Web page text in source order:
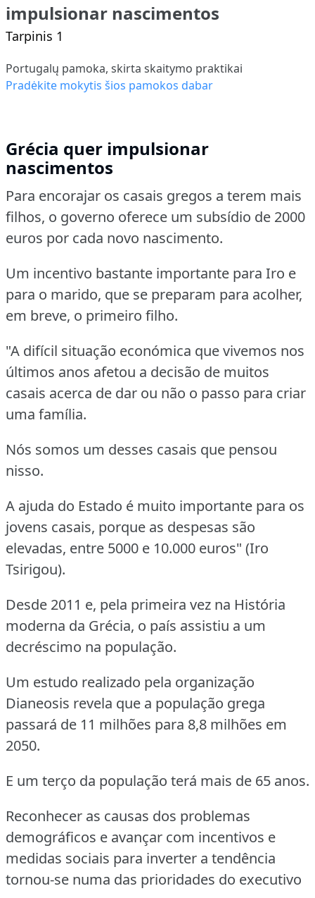
impulsionar nascimentos
Tarpinis 1
Portugalų pamoka, skirta skaitymo praktikai
Pradėkite mokytis šios pamokos dabar
Grécia quer impulsionar
nascimentos
Para encorajar os casais gregos a terem mais
filhos, o governo oferece um subsídio de 2000
euros por cada novo nascimento.
Um incentivo bastante importante para Iro e
para o marido, que se preparam para acolher,
em breve, o primeiro filho.
"A difícil situação económica que vivemos nos
últimos anos afetou a decisão de muitos
casais acerca de dar ou não o passo para criar
uma família.
Nós somos um desses casais que pensou
nisso.
A ajuda do Estado é muito importante para os
jovens casais, porque as despesas são
elevadas, entre 5000 e 10.000 euros" (Iro
Tsirigou).
Desde 2011 e, pela primeira vez na História
moderna da Grécia, o país assistiu a um
decréscimo na população.
Um estudo realizado pela organização
Dianeosis revela que a população grega
passará de 11 milhões para 8,8 milhões em
2050.
E um terço da população terá mais de 65 anos.
Reconhecer as causas dos problemas
demográficos e avançar com incentivos e
medidas sociais para inverter a tendência
tornou-se numa das prioridades do executivo